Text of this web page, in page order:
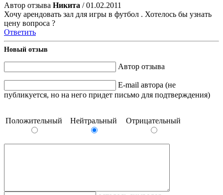
Автор отзыва Никита / 01.02.2011
Хочу арендовать зал для игры в футбол . Хотелось бы узнать
цену вопроса ?
Ответить
Новый отзыв
Автор отзыва
E-mail автора (не
публикуется, но на него придет письмо для подтверждения)
Положительный Нейтральный Отрицательный